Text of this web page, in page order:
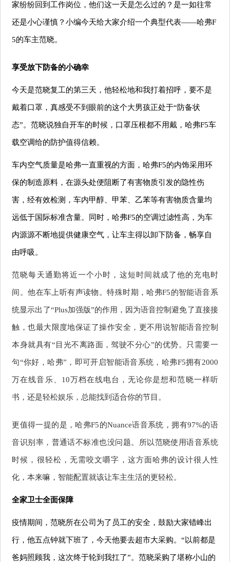
家纷纷回到工作岗位，他们这一天是怎么过的？是一如往常
还是小心谨慎？小编今天给大家介绍一个典型代表——哈弗F
5的车主范晓。
享受放下防备的小确幸
今天是范晓复工的第三天，他轻松地和我打着招呼，要不是
戴着口罩，真感受不到眼前的这个大男孩正处于“防备状
态”。范晓说独自开车的时候，口罩压根都不用戴，哈弗F5车
载空调给的防护值得信赖。
车内空气质量是哈弗一直重视的方面，哈弗F5的内饰采用环
保的制造原料，在源头处便阻断了有害物质引发的隐性伤
害，经有效检测，车内甲醇、甲苯、乙苯等有害物质含量均
远低于国际标准含量。同时，哈弗F5的空调过滤性高，为车
内源源不断地提供健康空气，让车主得以卸下防备，畅享自
由呼吸。
范晓每天通勤将近一个小时，这短时间就成了他的充电时
间。他在车上听有声读物。特殊时期， 哈弗F5的智能语音系
统显示出了“Plus加强版”的作用，因为语音控制避免了直接接
触，也最大限度地保证了操作安全，更不用说智能语音控制
本身就具有“目光不离路面，驾驶不分心”的优势。只需要一
句“你好，哈弗”，即可开启智能语音系统，哈弗F5拥有2000
万在线音乐、 10万档在线电台，无论你是想和范晓一样听
书，还是轻松娱乐，总能找到适合你的节目。
更值得一提的是，哈弗F5的Nuance语音系统，拥有97%的语
音识别率，普通话不标准也没问题。所以范晓使用语音系统
时候，很轻松，无需咬文嚼字，这方面哈弗的设计很人性
化，本来嘛，智能配置就该让车主生活的更轻松。
全家卫士全面保障
疫情期间，范晓所在公司为了员工的安全，鼓励大家错峰出
行，他五点钟就下班了，今天他要去超市大采购。“以前都是
爸妈照顾我，这次终于轮到我扛了”。范晓采购了堪称小山的